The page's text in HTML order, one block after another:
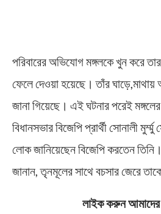
পরিবারের অভিযোগ মঙ্গলকে খুন করে
ফেলে দেওয়া হয়েছে। তাঁর
জানা গিয়েছে। এই ঘটনার পরেই মঙ্গলের
বিধানসভার বিজেপি প্রার্থী সোনালী
লোক জানিয়েছেন বিজেপি করতেন
জানান, তৃনমূলের সাথে বচসার জেরে
লাইক করুন